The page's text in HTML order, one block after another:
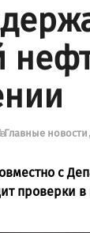
вГлавные новости
с
проверки